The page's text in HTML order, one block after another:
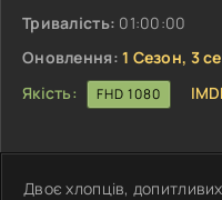
Тривалість: 01:00:00
Оновлення: 1 Сезон, 3
Якість:
FHD 1080
Двоє хлопців,